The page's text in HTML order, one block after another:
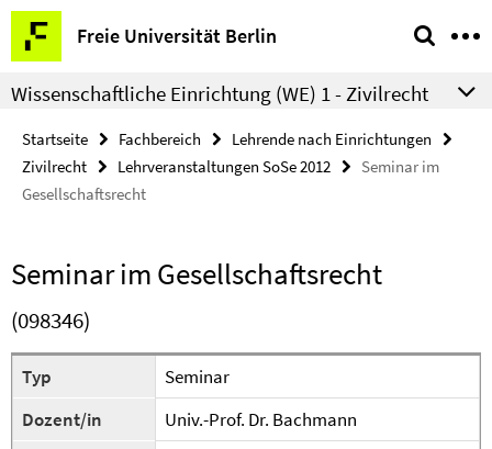
Springe
direkt
zu
Inhalt
Freie Universität Berlin
Service-
Navigation
Wissenschaftliche Einrichtung (WE) 1 - Zivilrecht
Startseite Fachbereich
Lehrende nach Einrichtungen
Zivilrecht
Lehrveranstaltungen SoSe 2012
Seminar im
Gesellschaftsrecht
Seminar im Gesellschaftsrecht
(098346)
Typ
Seminar
Dozent/in
Univ.-Prof. Dr. Bachmann